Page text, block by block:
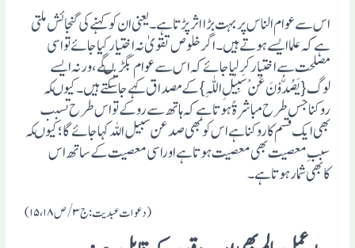
اس سے عوام الناس پربہت بڑااثرپڑتاہے ۔یعنی ان کوکہنے کی گنجائش ملتی
ہے کہ علماایسے ہوتے ہیں۔ اگرخلوص تقویٰ نہ اختیارکیاجائے تواسی
مصلحت سے اختیارکرلیاجائے کہ اس سے عوام بگڑیںگے ،ورنہ ایسے
لوگ{یَصُدُّوْنَ عَنْ سَبِیْلِ اللّٰہِ }کے مصداق کہے جاسکتے ہیں۔کیوںکہ
روکناجس طرح مباشرۃً ہوتاہے کہ ہاتھ سے روکے تواس طرح تسبب
بھی ایک قسم کاروکناہے اس کوبھی صدعن سبیل اللہ کہاجائے گا؛کیوںکہ
سببِ معصیت بھی معصیت ہوتاہے اوراسی معصیت کے ساتھ اس
کابھی شمارہوتاہے۔
(دعوات عبدیت:ج۳/ص۱۵،۱۸)